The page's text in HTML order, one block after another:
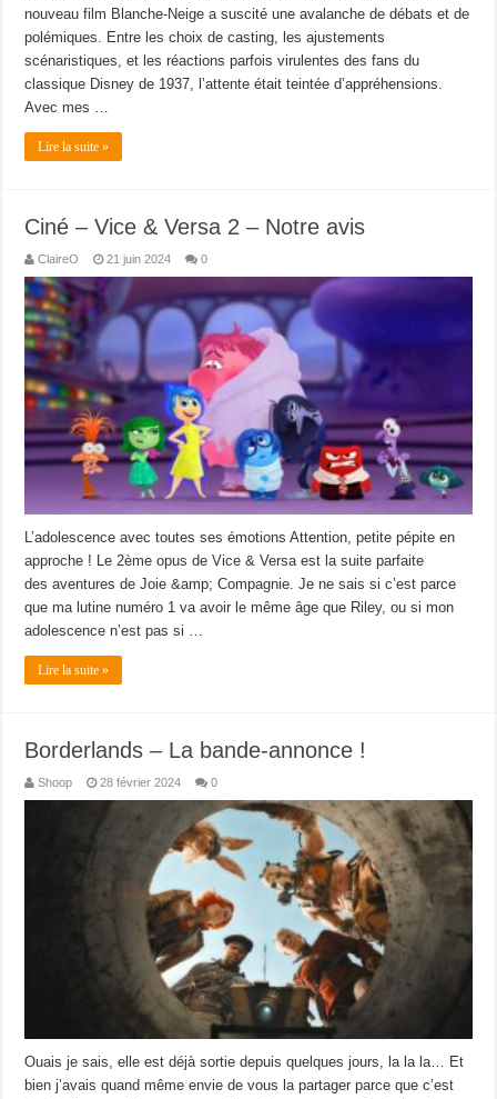
nouveau film Blanche-Neige a suscité une avalanche de débats et de
polémiques. Entre les choix de casting, les ajustements
scénaristiques, et les réactions parfois virulentes des fans du
classique Disney de 1937, l’attente était teintée d’appréhensions.
Avec mes …
Lire la suite »
Ciné – Vice & Versa 2 – Notre avis
ClaireO 21 juin 2024 0
L’adolescence avec toutes ses émotions Attention, petite pépite en
approche ! Le 2ème opus de Vice & Versa est la suite parfaite
des aventures de Joie &amp; Compagnie. Je ne sais si c’est parce
que ma lutine numéro 1 va avoir le même âge que Riley, ou si mon
adolescence n’est pas si …
Lire la suite »
Borderlands – La bande-annonce !
Shoop 28 février 2024 0
Ouais je sais, elle est déjà sortie depuis quelques jours, la la la… Et
bien j’avais quand même envie de vous la partager parce que c’est